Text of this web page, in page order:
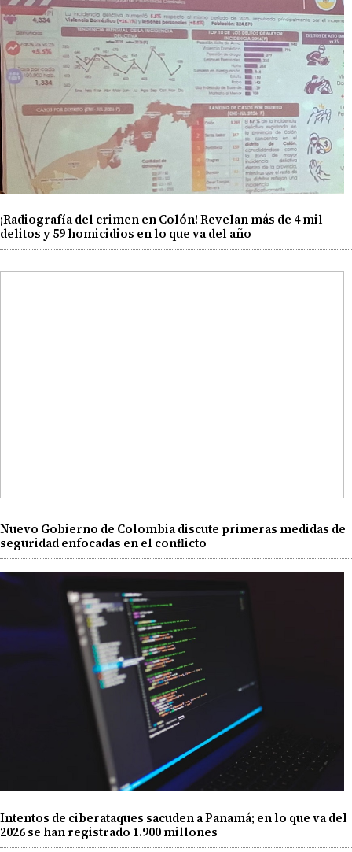
¡Radiografía del crimen en Colón! Revelan más de 4 mil
delitos y 59 homicidios en lo que va del año
Nuevo Gobierno de Colombia discute primeras medidas de
seguridad enfocadas en el conflicto
Intentos de ciberataques sacuden a Panamá; en lo que va del
2026 se han registrado 1.900 millones